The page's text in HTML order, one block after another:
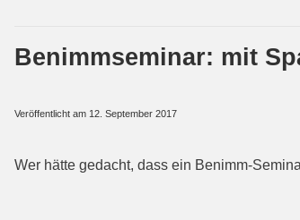
Benimmseminar: mit
Veröffentlicht am 12. September 2017
Wer hätte gedacht, dass ein Benimm-